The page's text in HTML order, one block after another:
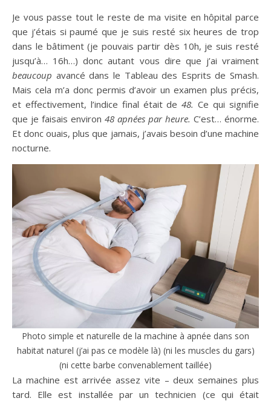
Je vous passe tout le reste de ma visite en hôpital parce
que j’étais si paumé que je suis resté six heures de trop
dans le bâtiment (je pouvais partir dès 10h, je suis resté
jusqu’à… 16h…) donc autant vous dire que j’ai vraiment
beaucoup avancé dans le Tableau des Esprits de Smash.
Mais cela m’a donc permis d’avoir un examen plus précis,
et effectivement, l’indice final était de48. Ce qui signifie
que je faisais environ 48 apnées par heure. C’est… énorme.
Et donc ouais, plus que jamais, j’avais besoin d’une machine
nocturne.
Photo simple et naturelle de la machine à apnée dans son
habitat naturel (j’ai pas ce modèle là) (ni les muscles du gars)
(ni cette barbe convenablement taillée)
La machine est arrivée assez vite – deux semaines plus
tard. Elle est installée par un technicien (ce qui était